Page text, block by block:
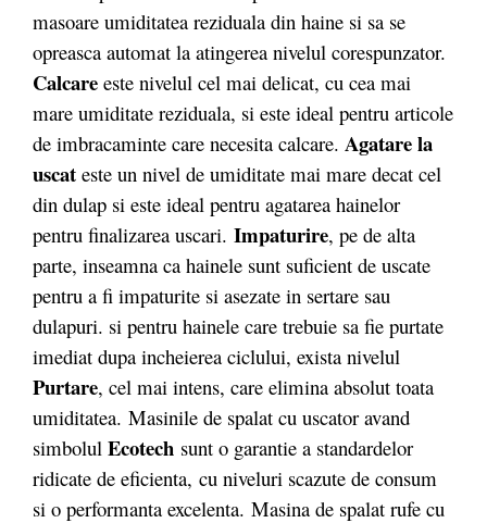
masoare umiditatea reziduala din haine si sa se
opreasca automat la atingerea nivelul corespunzator.
Calcare este nivelul cel mai delicat, cu cea mai
mare umiditate reziduala, si este ideal pentru articole
de imbracaminte care necesita calcare. Agatare la
uscat este un nivel de umiditate mai mare decat cel
din dulap si este ideal pentru agatarea hainelor
pentru finalizarea uscari. Impaturire, pe de alta
parte, inseamna ca hainele sunt suficient de uscate
pentru a fi impaturite si asezate in sertare sau
dulapuri. si pentru hainele care trebuie sa fie purtate
imediat dupa incheierea ciclului, exista nivelul
Purtare, cel mai intens, care elimina absolut toata
umiditatea. Masinile de spalat cu uscator avand
simbolul Ecotech sunt o garantie a standardelor
ridicate de eficienta, cu niveluri scazute de consum
si o performanta excelenta. Masina de spalat rufe cu